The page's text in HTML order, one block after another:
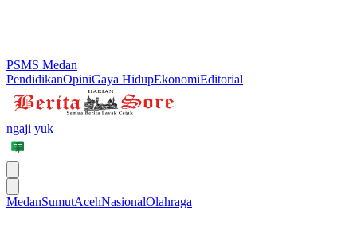
PSMS Medan
PendidikanOpiniGaya HidupEkonomiEditorial
ngaji yuk
MedanSumutAcehNasionalOlahraga